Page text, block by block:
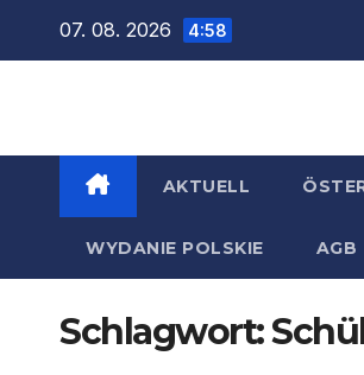
07. 08. 2026 4:58
AKTUELL
WYDANIE POLSKIE AGB
Schlagwort: